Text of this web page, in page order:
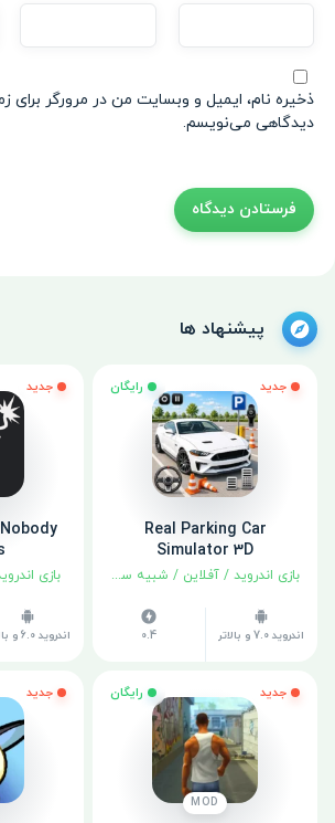
ذخیره نام، ایمیل و وبسایت من در مرورگر برای
دیدگاهی می‌نویسم.
پیشنهاد ها
جدید رایگان
Real Parking Car
Simulator 3D
بازی اندروید / آفلاین / شبیه سازی
اندروید 7.0 و بالاتر 0.4
جدید
بازی
اندروید 6.0 و بالاتر
جدید رایگان
MOD
جدید